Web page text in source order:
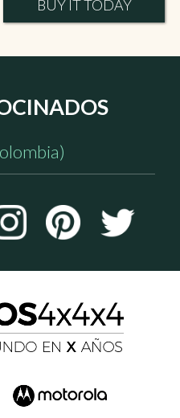
BUY IT TODAY